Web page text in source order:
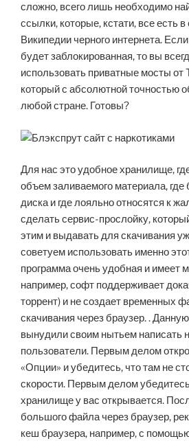
сложно, всего лишь необходимо
ссылки, которые, кстати, все есть
Википедии черного интернета.
будет заблокированная, то вы
использовать приватные мосты
который с абсолютной точностью
любой стране. Готовы?
Для нас это удобное хранилище,
объем заливаемого материала,
диска и где лояльно относятся к
сделать сервис-прослойку,
этим и выдавать для скачивания
советуем использовать именно
программа очень удобная и имеет
например, софт поддерживает
торрент) и не создает временных
скачивания через браузер. .
вынудили своим нытьем написать
пользователи. Первым делом
«Опции» и убедитесь, что там не
скорости. Первым делом
хранилище у вас открывается.
большого файла через браузер,
кеш браузера, например, с